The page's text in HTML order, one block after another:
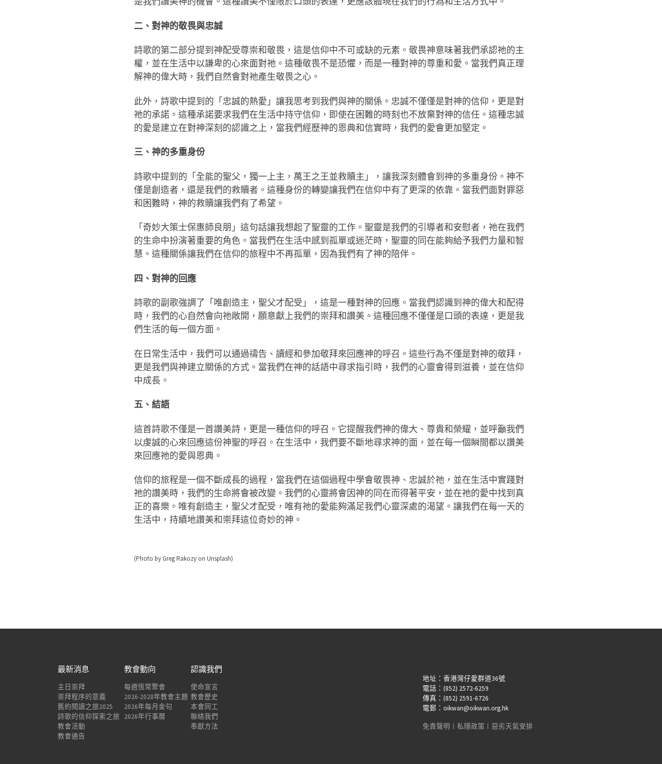
二、對神的敬畏與忠誠
詩歌的第二部分提到神配受尊崇和敬畏，這是信仰中不可或缺的元素。敬畏神意味著我們承認祂的主
權，並在生活中以謙卑的心來面對祂。這種敬畏不是恐懼，而是一種對神的尊重和愛。當我們真正理
解神的偉大時，我們自然會對祂產生敬畏之心。
此外，詩歌中提到的「忠誠的熱愛」讓我思考到我們與神的關係。忠誠不僅僅是對神的信仰，更是對
祂的承諾。這種承諾要求我們在生活中持守信仰，即使在困難的時刻也不放棄對神的信任。這種忠誠
的愛是建立在對神深刻的認識之上，當我們經歷神的恩典和信實時，我們的愛會更加堅定。
三、神的多重身份
詩歌中提到的「全能的聖父，獨一上主，萬王之王並救贖主」，讓我深刻體會到神的多重身份。神不
僅是創造者，還是我們的救贖者。這種身份的轉變讓我們在信仰中有了更深的依靠。當我們面對罪惡
和困難時，神的救贖讓我們有了希望。
「奇妙大策士保惠師良朋」這句話讓我想起了聖靈的工作。聖靈是我們的引導者和安慰者，祂在我們
的生命中扮演著重要的角色。當我們在生活中感到孤單或迷茫時，聖靈的同在能夠給予我們力量和智
慧。這種關係讓我們在信仰的旅程中不再孤單，因為我們有了神的陪伴。
四、對神的回應
詩歌的副歌強調了「唯創造主，聖父才配受」，這是一種對神的回應。當我們認識到神的偉大和配得
時，我們的心自然會向祂敞開，願意獻上我們的崇拜和讚美。這種回應不僅僅是口頭的表達，更是我
們生活的每一個方面。
在日常生活中，我們可以通過禱告、讀經和參加敬拜來回應神的呼召。這些行為不僅是對神的敬拜，
更是我們與神建立關係的方式。當我們在神的話語中尋求指引時，我們的心靈會得到滋養，並在信仰
中成長。
五、結語
這首詩歌不僅是一首讚美詩，更是一種信仰的呼召。它提醒我們神的偉大、尊貴和榮耀，並呼籲我們
以虔誠的心來回應這份神聖的呼召。在生活中，我們要不斷地尋求神的面，並在每一個瞬間都以讚美
來回應祂的愛與恩典。
信仰的旅程是一個不斷成長的過程，當我們在這個過程中學會敬畏神、忠誠於祂，並在生活中實踐對
祂的讚美時，我們的生命將會被改變。我們的心靈將會因神的同在而得著平安，並在祂的愛中找到真
正的喜樂。唯有創造主，聖父才配受，唯有祂的愛能夠滿足我們心靈深處的渴望。讓我們在每一天的
生活中，持續地讚美和崇拜這位奇妙的神。
(Photo by Greg Rakozy on Unsplash)
最新消息
主日崇拜
崇拜程序的意義
舊約閱讀之旅2025
詩歌的信仰探索之旅
教會活動
教會通告
教會動向
每週恆常聚會
2026-2028年教會主題
2026年每月金句
2026年行事曆
認識我們
使命宣言
教會歷史
本會同工
聯絡我們
奉獻方法
地址：香港灣仔愛群道36號
電話：(852) 2572-6259
傳真：(852) 2591-6726
電郵：oikwan@oikwan.org.hk
免責聲明 ︱ 私隱政策 ︱ 惡劣天氣安排